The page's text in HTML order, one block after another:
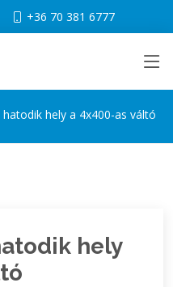
+36 70 381 6777
hatodik hely a 4x400-as váltó
hely